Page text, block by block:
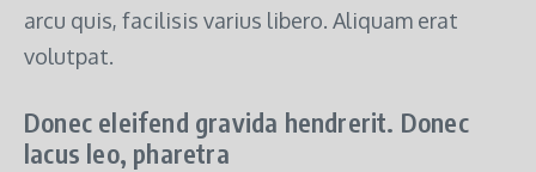
arcu quis, facilisis varius libero. Aliquam erat
volutpat.
Donec eleifend gravida hendrerit. Donec
lacus leo, pharetra